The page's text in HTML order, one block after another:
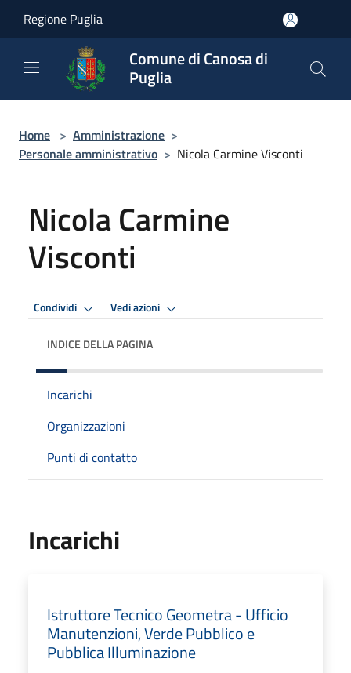
Regione Puglia
Comune di Canosa di
Puglia
Home > Amministrazione >
Personale amministrativo > Nicola Carmine Visconti
Nicola Carmine
Visconti
Condividi Vedi azioni
INDICE DELLA PAGINA
Incarichi
Organizzazioni
Punti di contatto
Incarichi
Istruttore Tecnico Geometra - Ufficio
Manutenzioni, Verde Pubblico e
Pubblica Illuminazione